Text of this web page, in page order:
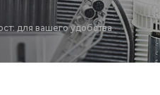
для вашего удобства